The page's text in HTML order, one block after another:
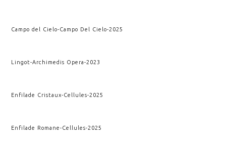
Campo del Cielo-Campo Del Cielo-2025
Lingot-Archimedis Opera-2023
Enfilade Cristaux-Cellules-2025
Enfilade Romane-Cellules-2025